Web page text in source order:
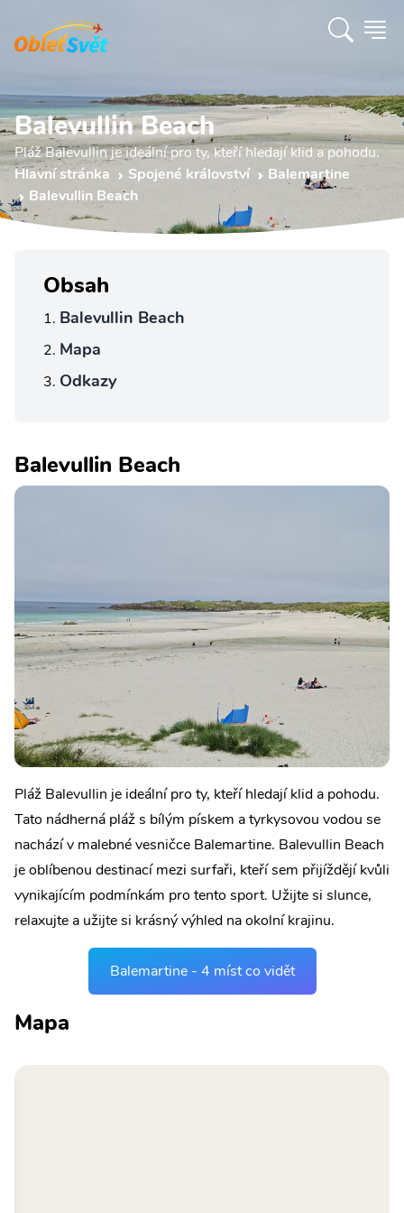
Balevullin Beach
Pláž Balevullin je ideální pro ty, kteří hledají klid a pohodu.
Hlavní stránka
Spojené království
Balemartine
Balevullin Beach
Obsah
Balevullin Beach
Mapa
Odkazy
Balevullin Beach
Pláž Balevullin je ideální pro ty, kteří hledají klid a pohodu.
Tato nádherná pláž s bílým pískem a tyrkysovou vodou se
nachází v malebné vesničce Balemartine. Balevullin Beach
je oblíbenou destinací mezi surfaři, kteří sem přijíždějí kvůli
vynikajícím podmínkám pro tento sport. Užijte si slunce,
relaxujte a užijte si krásný výhled na okolní krajinu.
Balemartine - 4 míst co vidět
Mapa